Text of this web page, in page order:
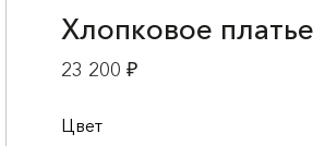
Хлопковое
23 200 ₽
Цвет